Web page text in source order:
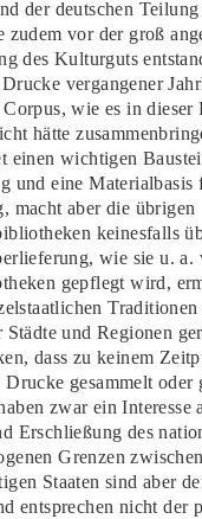
der deutschen Teilung
zudem vor der groß
des Kulturguts
Drucke vergangener
Corpus, wie es in dieser
hätte
einen wichtigen
und eine Materialbasis
macht aber die übrigen
keinesfalls
wie sie u. a.
gepflegt wird,
und Regionen
dass zu keinem
Drucke gesammelt oder
zwar ein Interesse
Erschließung des
Grenzen
Staaten sind aber
entsprechen nicht der